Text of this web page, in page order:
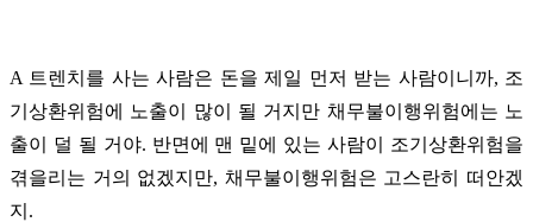
A 트렌치를 사는 사람은 돈을 제일 먼저 받는 사람이니까, 조
기상환위험에 노출이 많이 될 거지만 채무불이행위험에는 노
출이 덜 될 거야. 반면에 맨 밑에 있는 사람이 조기상환위험을
겪을리는 거의 없겠지만, 채무불이행위험은 고스란히 떠안겠
지.